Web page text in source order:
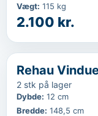
Vægt: 115 kg
2.100 kr.
‹
Rehau
2 stk på lager
Dybde: 12 cm
Bredde: 148,5 cm